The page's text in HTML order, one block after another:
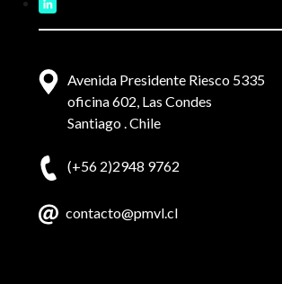
Avenida Presidente Riesco 5335
oficina 602, Las Condes
Santiago . Chile
(+56 2)2948 9762
contacto@pmvl.cl